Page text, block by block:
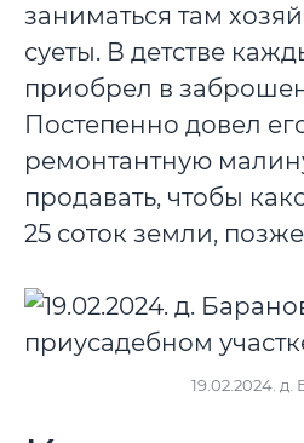
заниматься там
суеты. В детстве
приобрел в
Постепенно довел
ремонтантную
продавать, чтобы
25 соток земли,
19.02.2024.